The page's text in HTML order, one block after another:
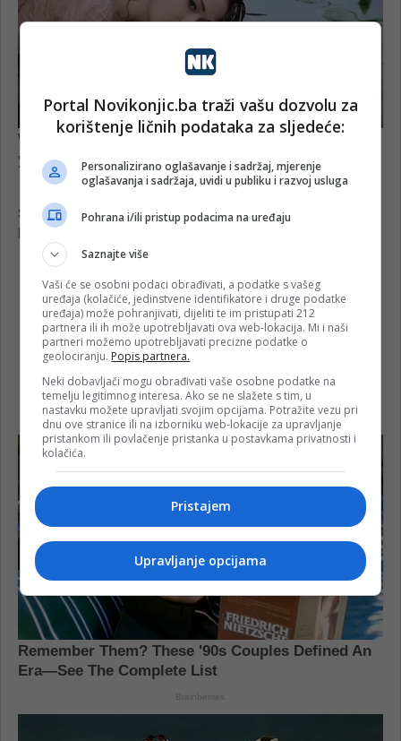
Portal Novikonjic.ba traži vašu dozvolu za
korištenje ličnih podataka za sljedeće:
Personalizirano oglašavanje i sadržaj, mjerenje
oglašavanja i sadržaja, uvidi u publiku i razvoj usluga
Pohrana i/ili pristup podacima na uređaju
Saznajte više
Vaši će se osobni podaci obrađivati, a podatke s vašeg
uređaja (kolačiće, jedinstvene identifikatore i druge podatke
uređaja) može pohranjivati, dijeliti te im pristupati 212
partnera ili ih može upotrebljavati ova web-lokacija. Mi i naši
partneri možemo upotrebljavati precizne podatke o
geolociranju. Popis partnera.
Neki dobavljači mogu obrađivati vaše osobne podatke na
temelju legitimnog interesa. Ako se ne slažete s tim, u
nastavku možete upravljati svojim opcijama. Potražite vezu pri
dnu ove stranice ili na izborniku web-lokacije za upravljanje
pristankom ili povlačenje pristanka u postavkama privatnosti i
kolačića.
Pristajem
Upravljanje opcijama